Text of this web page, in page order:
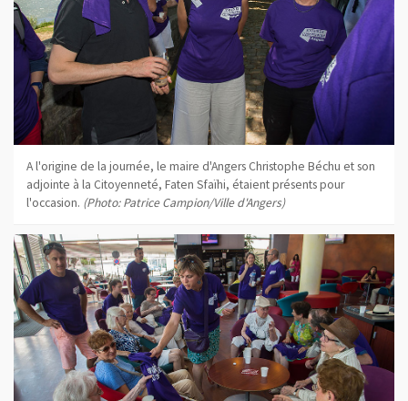
A l'origine de la journée, le maire d'Angers Christophe Béchu et son
adjointe à la Citoyenneté, Faten Sfaïhi, étaient présents pour
l'occasion. (Photo: Patrice Campion/Ville d'Angers)